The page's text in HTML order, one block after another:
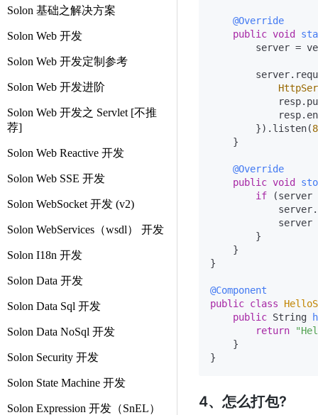
Solon 基础之解决方案
Solon Web 开发
Solon Web 开发定制参考
Solon Web 开发进阶
Solon Web 开发之 Servlet [不推
荐]
Solon Web Reactive 开发
Solon Web SSE 开发
Solon WebSocket 开发 (v2)
Solon WebServices（wsdl） 开发
Solon I18n 开发
Solon Data 开发
Solon Data Sql 开发
Solon Data NoSql 开发
Solon Security 开发
Solon State Machine 开发
Solon Expression 开发（SnEL）
@Override
public void
server =
        }).listen(
    }
@Override
public void
if
        }
    }
}
@Component
public class
public String
return
    }
4、怎么打包?